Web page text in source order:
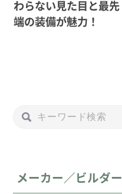
わらない見た目と最先
端の装備が魅力！
メーカー／ビルダー